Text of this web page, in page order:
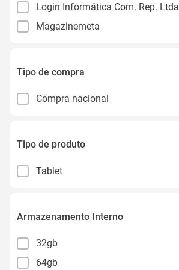
Login Informática Com. Rep. Ltda
Magazinemeta
Tipo de compra
Compra nacional
Tipo de produto
Tablet
Armazenamento Interno
32gb
64gb